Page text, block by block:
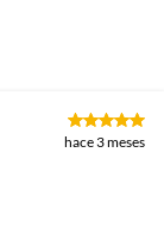
hace 3 meses